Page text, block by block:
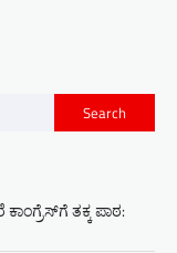
Search
ತಕ್ಕ ಪಾಠ: